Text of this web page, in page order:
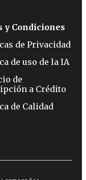
y Condiciones
de Privacidad
de uso de la IA
de
a Crédito
de Calidad